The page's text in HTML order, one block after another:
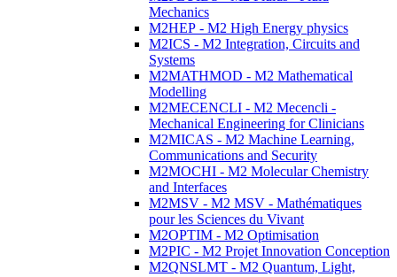
Mechanics
M2HEP - M2 High Energy physics
M2ICS - M2 Integration, Circuits and
Systems
M2MATHMOD - M2 Mathematical
Modelling
M2MECENCLI - M2 Mecencli -
Mechanical Engineering for Clinicians
M2MICAS - M2 Machine Learning,
Communications and Security
M2MOCHI - M2 Molecular Chemistry
and Interfaces
M2MSV - M2 MSV - Mathématiques
pour les Sciences du Vivant
M2OPTIM - M2 Optimisation
M2PIC - M2 Projet Innovation Conception
M2QNSLMT - M2 Quantum, Light,